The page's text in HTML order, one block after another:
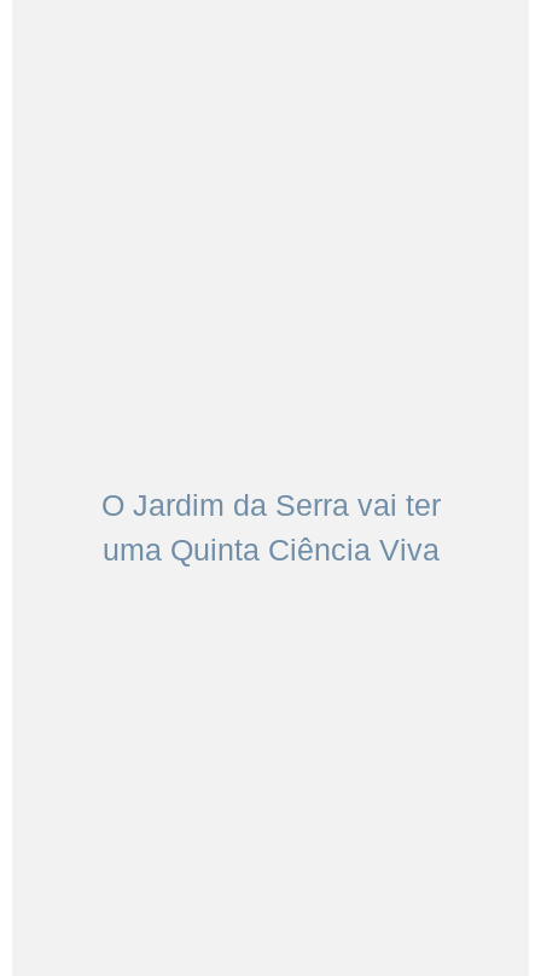
O Jardim da Serra vai ter
uma Quinta Ciência Viva